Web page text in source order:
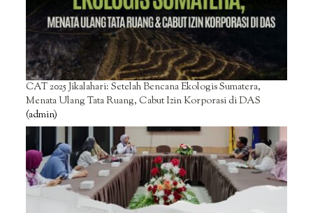
CAT 2025 Jikalahari: Setelah Bencana Ekologis Sumatera,
Menata Ulang Tata Ruang, Cabut Izin Korporasi di DAS
(admin)